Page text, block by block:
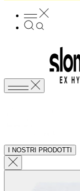
I NOSTRI PRODOTTI